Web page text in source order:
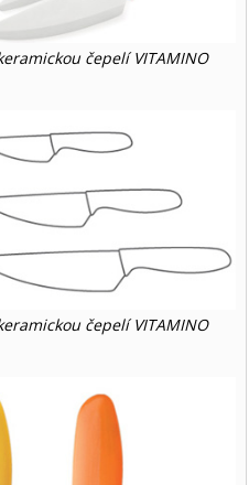
čepelí VITAMINO
čepelí VITAMINO